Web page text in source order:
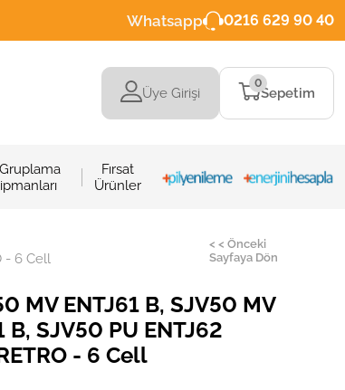
Whatsapp 0216 629 90 40
Üye Girişi Sepetim
0
Fırsat
Ürünler
- 6 Cell
< < Önceki
Sayfaya Dön
MV ENTJ61 B, SJV50 MV
B, SJV50 PU ENTJ62
- 6 Cell